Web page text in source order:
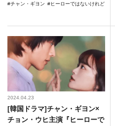
チャン・ギヨン ヒーローではないけれど
2024.04.23
[韓国ドラマ]チャン・ギヨン×
チョン・ウヒ主演『ヒーローで